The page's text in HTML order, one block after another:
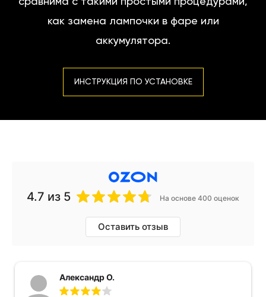
как замена лампочки в фаре или
аккумулятора.
ИНСТРУКЦИЯ ПО УСТАНОВКЕ
4.7 из 5 На основе 400 оценок
Оставить отзыв
Александр О.